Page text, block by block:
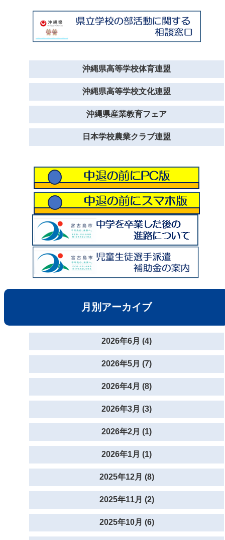
沖縄県高等学校体育連盟
沖縄県高等学校文化連盟
沖縄県産業教育フェア
日本学校農業クラブ連盟
月別アーカイブ
2026年6月 (4)
2026年5月 (7)
2026年4月 (8)
2026年3月 (3)
2026年2月 (1)
2026年1月 (1)
2025年12月 (8)
2025年11月 (2)
2025年10月 (6)